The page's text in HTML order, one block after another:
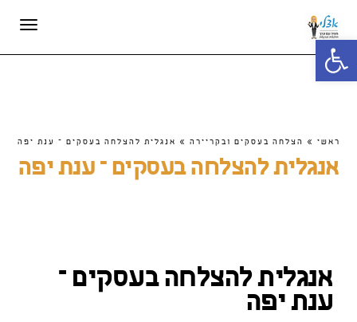
פתח סרגל נגישות
ראשי » הצלחה בעסקים ובקריירה » אנגלית להצלחה בעסקים – ענת יפה
אנגלית להצלחה בעסקים – ענת יפה
אנגלית להצלחה בעסקים –
ענת יפה